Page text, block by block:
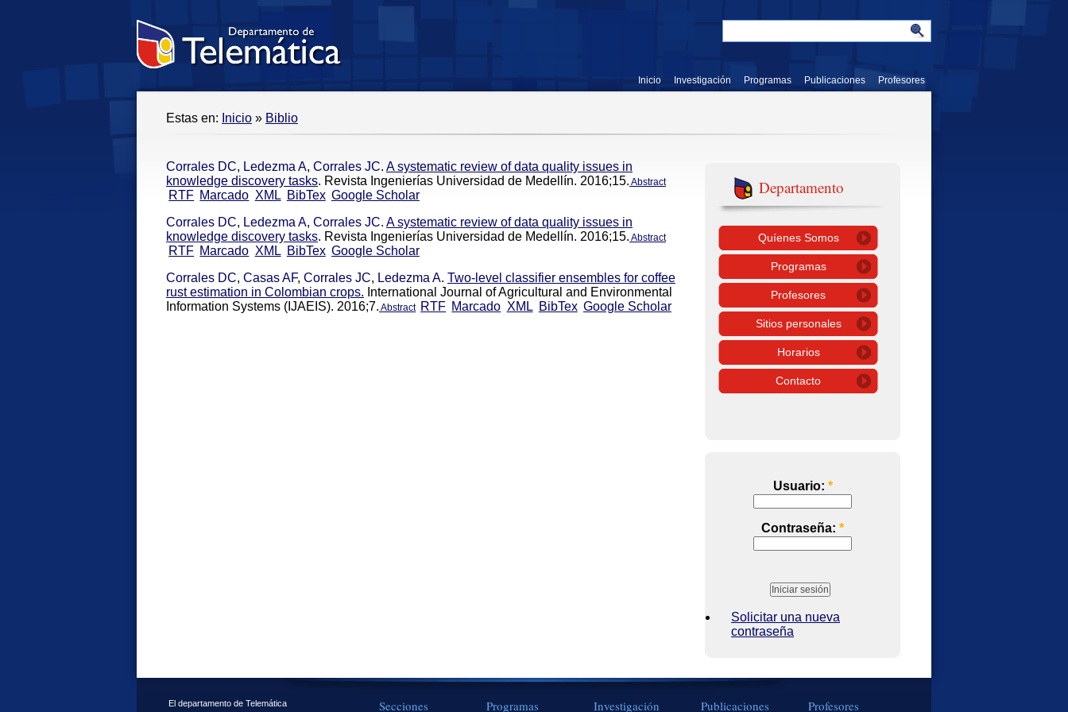
Inicio Investigación Programas Publicaciones Profesores
Estas en: Inicio » Biblio
Corrales DC, Ledezma A, Corrales JC. A systematic review of data quality issues in
knowledge discovery tasks. Revista Ingenierías Universidad de Medellín. 2016;15. Abstract
RTF Marcado XML BibTex Google Scholar
Corrales DC, Ledezma A, Corrales JC. A systematic review of data quality issues in
knowledge discovery tasks. Revista Ingenierías Universidad de Medellín. 2016;15. Abstract
RTF Marcado XML BibTex Google Scholar
Corrales DC, Casas AF, Corrales JC, Ledezma A. Two-level classifier ensembles for coffee
rust estimation in Colombian crops. International Journal of Agricultural and Environmental
Information Systems (IJAEIS). 2016;7. Abstract RTF Marcado XML BibTex Google Scholar
Departamento
Quíenes Somos
Programas
Profesores
Sitios personales
Horarios
Contacto
Usuario: *
Contraseña: *
Solicitar una nueva
contraseña
El departamento de Telemática
Secciones Programas Investigación Publicaciones Profesores